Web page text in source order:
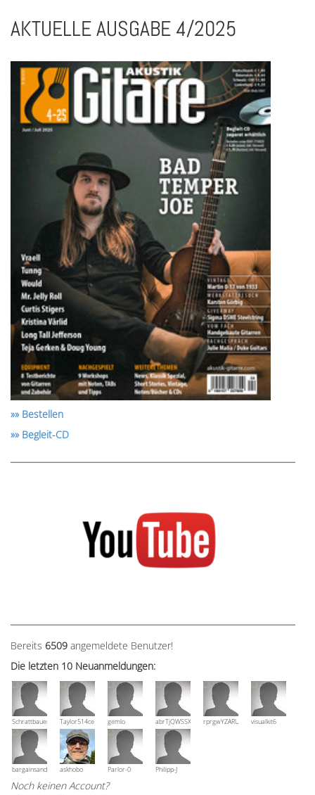
AKTUELLE AUSGABE 4/2025
»» Bestellen
»» Begleit-CD
Bereits 6509 angemeldete Benutzer!
Die letzten 10 Neuanmeldungen:
Schrattbauer Taylor514ce gemlo abrTjQWSSXuVznPolErprgwYZARUTZQyCWESpD
visualkit6
bargainsandmoreaskhobo Parlor-0 Philipp-J
Noch keinen Account?